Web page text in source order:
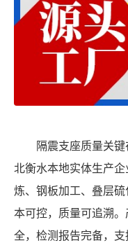
隔震支座质量关
北衡水本地实体生产
炼、钢板加工、叠层
本可控，质量可追溯
全，检测报告完备，